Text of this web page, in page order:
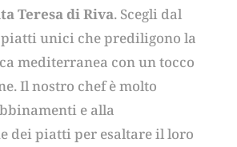
Teresa di Riva. Scegli dal
unici che prediligono la
mediterranea con un tocco
Il nostro chef è molto
e alla
dei piatti per esaltare il loro